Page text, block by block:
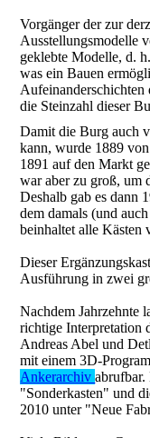
Vorgänger der zur
Ausstellungsmodelle
geklebte Modelle, d.
was ein Bauen
die Steinzahl dieser
Damit die Burg auch
kann, wurde 1889
1891 auf den Markt
war aber zu groß, um
Deshalb gab es dann
dem damals (und
beinhaltet alle
Dieser
Ausführung in zwei
Nachdem Jahrzehnte
richtige Interpretation
Andreas Abel und
mit einem 3D-
Ankerarchiv
"Sonderkasten" und
2010 unter "Neue